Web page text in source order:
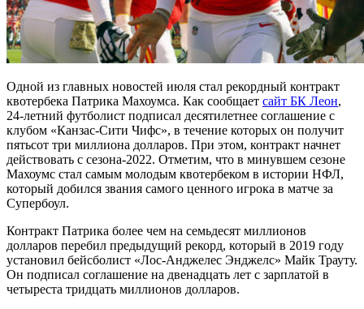
Одной из главных новостей июля стал рекордный контракт
квотербека Патрика Махоумса. Как сообщает сайт БК Леон,
24-летний футболист подписал десятилетнее соглашение с
клубом «Канзас-Сити Чифс», в течение которых он получит
пятьсот три миллиона долларов. При этом, контракт начнет
действовать с сезона-2022. Отметим, что в минувшем сезоне
Махоумс стал самым молодым квотербеком в истории НФЛ,
который добился звания самого ценного игрока в матче за
Супербоул.
Контракт Патрика более чем на семьдесят миллионов
долларов перебил предыдущий рекорд, который в 2019 году
установил бейсболист «Лос-Анджелес Энджелс» Майк Трауту.
Он подписал соглашение на двенадцать лет с зарплатой в
четыреста тридцать миллионов долларов.